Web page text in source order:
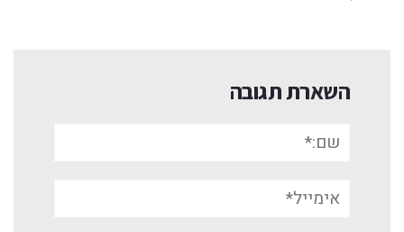
השארת תגובה
אימייל*